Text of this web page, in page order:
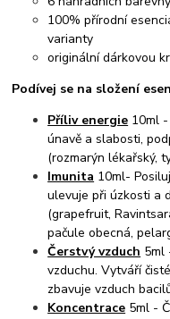
100% přírodní
varianty
originální dárkovou
Podívej se na složení
Příliv energie 10ml
únavě a slabosti,
(rozmarýn lékařský,
Imunita 10ml-
ulevuje při úzkosti a
(grapefruit,
pačule obecná,
Čerstvý vzduch 5ml
vzduchu. Vytváří
zbavuje vzduch
Koncentrace 5ml -